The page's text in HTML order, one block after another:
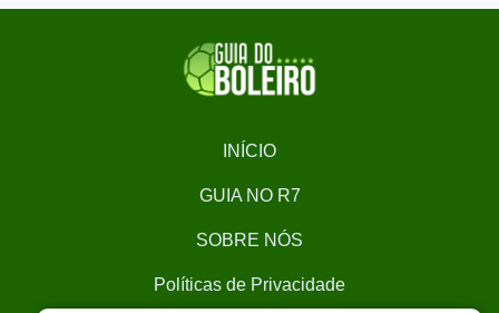
INÍCIO
GUIA NO R7
SOBRE NÓS
Políticas de Privacidade